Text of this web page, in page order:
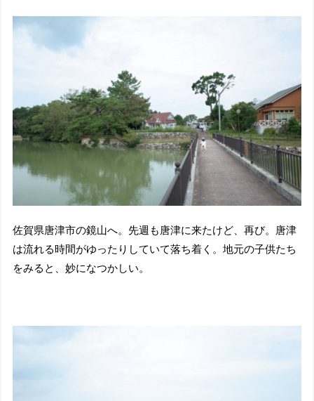
佐賀県唐津市の鏡山へ。先週も唐津に来たけど、再び。唐津
は流れる時間がゆったりしていて落ち着く。地元の子供たち
をみると、妙になつかしい。